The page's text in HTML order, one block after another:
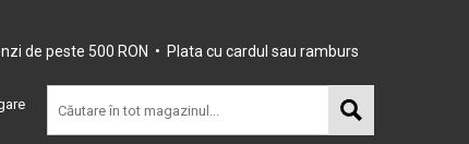
de peste 500 RON • Plata cu cardul sau ramburs